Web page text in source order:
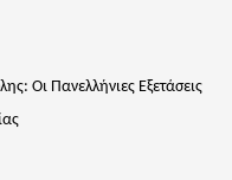
Οι Πανελλήνιες Εξετάσεις